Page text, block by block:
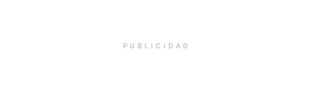
PUBLICIDAD